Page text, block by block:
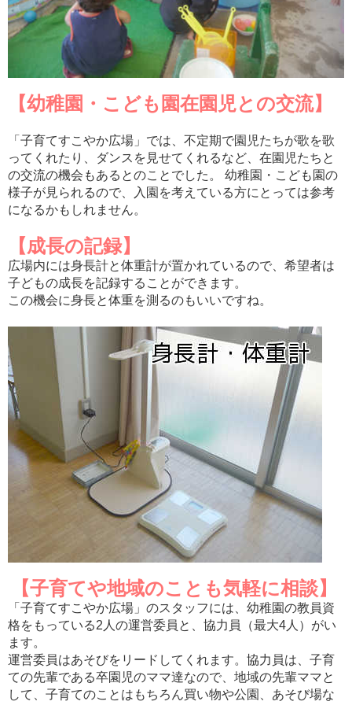
【幼稚園・こども園在園児との交流】
「子育てすこやか広場」では、不定期で園児たちが歌を歌
ってくれたり、ダンスを見せてくれるなど、在園児たちと
の交流の機会もあるとのことでした。 幼稚園・こども園の
様子が見られるので、入園を考えている方にとっては参考
になるかもしれません。
【成長の記録】
広場内には身長計と体重計が置かれているので、希望者は
子どもの成長を記録することができます。
この機会に身長と体重を測るのもいいですね。
【子育てや地域のことも気軽に相談】
「子育てすこやか広場」のスタッフには、幼稚園の教員資
格をもっている2人の運営委員と、協力員（最大4人）がい
ます。
運営委員はあそびをリードしてくれます。協力員は、子育
ての先輩である卒園児のママ達なので、地域の先輩ママと
して、子育てのことはもちろん買い物や公園、あそび場な